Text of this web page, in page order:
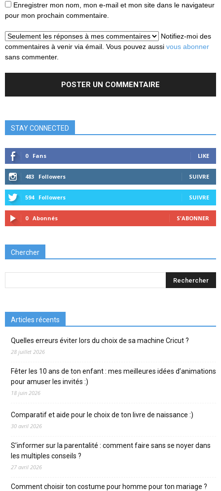
Enregistrer mon nom, mon e-mail et mon site dans le navigateur
pour mon prochain commentaire.
Notifiez-moi des
commentaires à venir via émail. Vous pouvez aussi vous abonner
sans commenter.
STAY CONNECTED
0 Fans LIKE
483 Followers SUIVRE
594 Followers SUIVRE
0 Abonnés S'ABONNER
Chercher
Articles récents
Quelles erreurs éviter lors du choix de sa machine Cricut ?
28 juillet 2026
Fêter les 10 ans de ton enfant : mes meilleures idées d’animations
pour amuser les invités :)
18 juin 2026
Comparatif et aide pour le choix de ton livre de naissance :)
30 avril 2026
S’informer sur la parentalité : comment faire sans se noyer dans
les multiples conseils ?
27 avril 2026
Comment choisir ton costume pour homme pour ton mariage ?